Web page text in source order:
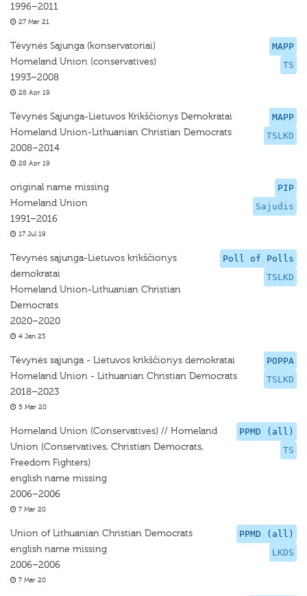
1996–2011
27 Mar 21
MAPP
TS
Tėvynės Sąjunga (konservatoriai)
Homeland Union (conservatives)
1993–2008
28 Apr 19
MAPP
TSLKD
Tėvynės Sąjunga-Lietuvos Krikščionys Demokratai
Homeland Union-Lithuanian Christian Democrats
2008–2014
28 Apr 19
PIP
Sajudis
original name missing
Homeland Union
1991–2016
17 Jul 19
Poll of Polls
TSLKD
Tėvynės sąjunga-Lietuvos krikščionys
demokratai
Homeland Union-Lithuanian Christian
Democrats
2020–2020
4 Jan 23
POPPA
TSLKD
Tėvynės sąjunga - Lietuvos krikščionys demokratai
Homeland Union - Lithuanian Christian Democrats
2018–2023
5 Mar 20
PPMD (all)
TS
Homeland Union (Conservatives) // Homeland
Union (Conservatives, Christian Democrats,
Freedom Fighters)
english name missing
2006–2006
7 Mar 20
PPMD (all)
LKDS
Union of Lithuanian Christian Democrats
english name missing
2006–2006
7 Mar 20